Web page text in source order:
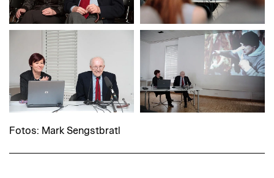
Fotos: Mark Sengstbratl